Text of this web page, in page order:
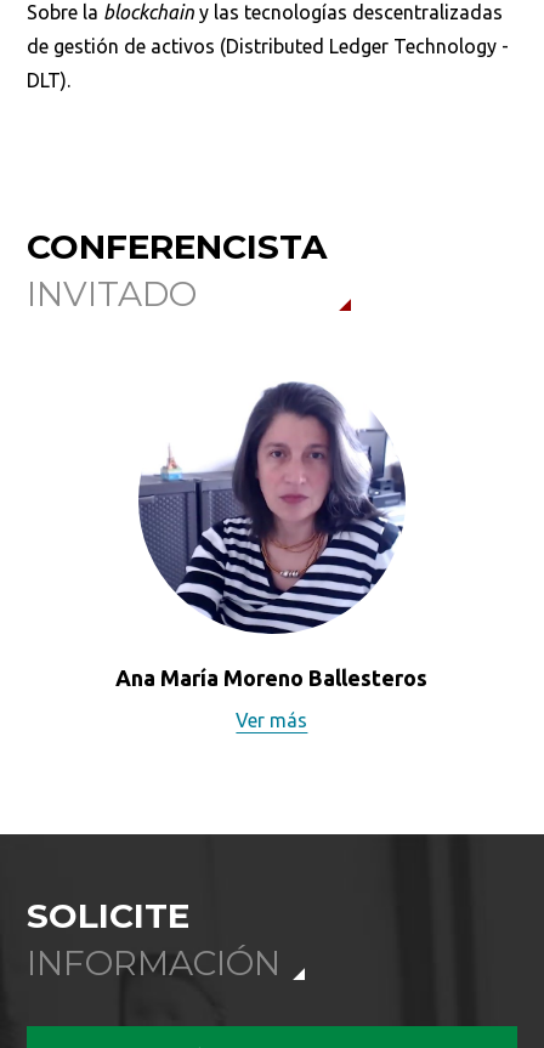
Sobre la blockchain y las tecnologías descentralizadas
de gestión de activos (Distributed Ledger Technology -
DLT).
CONFERENCISTA
INVITADO
Ana María Moreno Ballesteros
Ver más
SOLICITE
INFORMACIÓN